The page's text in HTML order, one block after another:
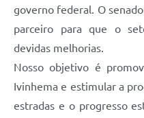
governo federal. O
parceiro para que o
devidas melhorias.
Nosso objetivo é
Ivinhema e estimular a
estradas e o progresso